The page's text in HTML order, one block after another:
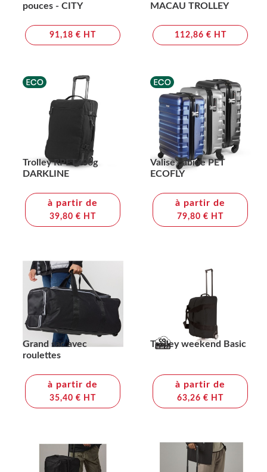
pouces - CITY
91,18 € HT
MACAU TROLLEY
112,86 € HT
Trolley RPET400g
DARKLINE
à partir de
39,80 € HT
Valise cabine PET
ECOFLY
à partir de
79,80 € HT
Grand sac avec
roulettes
à partir de
35,40 € HT
Trolley weekend Basic
à partir de
63,26 € HT